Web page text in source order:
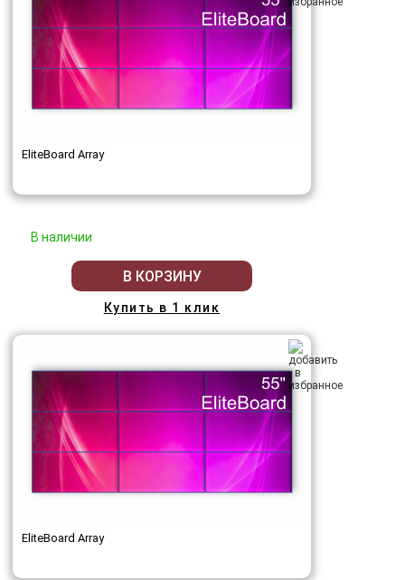
EliteBoard Array
В наличии
В КОРЗИНУ
Купить в 1 клик
EliteBoard Array